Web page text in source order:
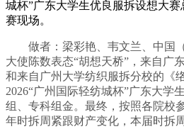
城杯”广东大学生优良服拆设想大
赛现场。
做者：梁彩艳、韦文兰、中国
大使陈数表态“胡想天桥”，来自广
和来自广州大学纺织服拆分校的《
2026“广州国际轻纺城杯”广东大学
组、专科组金。最终，按照各院校
年时拆周紧跟财产变化，本届时拆